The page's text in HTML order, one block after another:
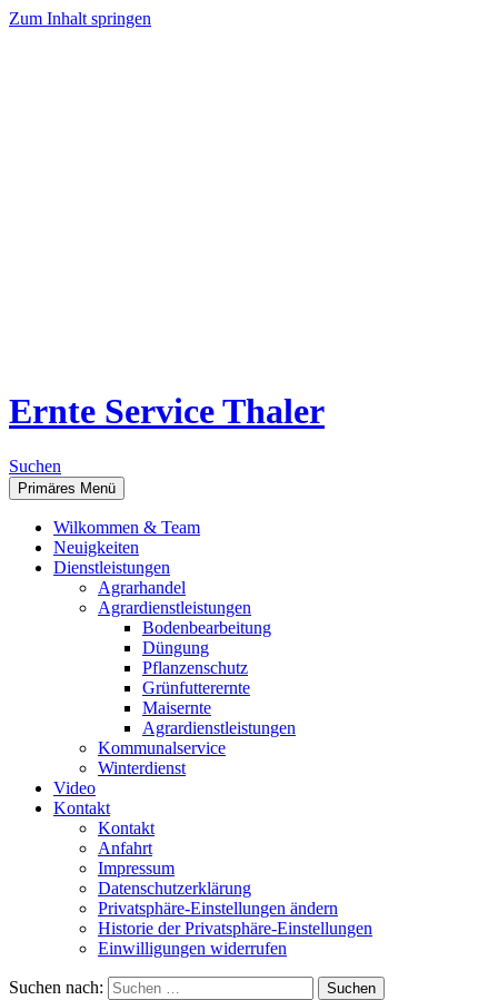
Zum Inhalt springen
Ernte Service Thaler
Suchen
Primäres Menü
Wilkommen & Team
Neuigkeiten
Dienstleistungen
Agrarhandel
Agrardienstleistungen
Bodenbearbeitung
Düngung
Pflanzenschutz
Grünfutterernte
Maisernte
Agrardienstleistungen
Kommunalservice
Winterdienst
Video
Kontakt
Kontakt
Anfahrt
Impressum
Datenschutzerklärung
Privatsphäre-Einstellungen ändern
Historie der Privatsphäre-Einstellungen
Einwilligungen widerrufen
Suchen nach: